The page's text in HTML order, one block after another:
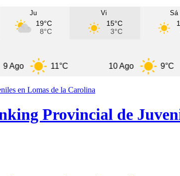
Ju
19°C
8°C
Vi
15°C
3°C
Sá
11°C 9°C
Provincial de